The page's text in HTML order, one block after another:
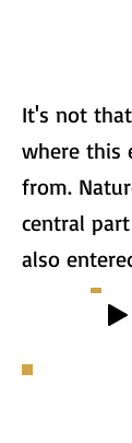
It's not
where this
from.
central
also